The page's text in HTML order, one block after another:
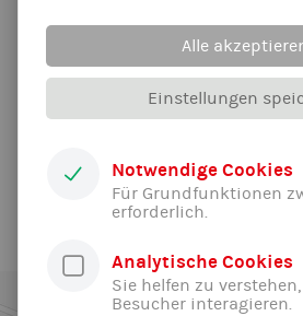
Sind Vorkenntnisse notwendig?
Ist eine Anmeldung zur
Ist eine Schutzausrüstung
Alle
Einstellungen
Notwendige Cookies
Für Grundfunktionen
erforderlich.
Analytische Cookies
Sie helfen zu
Besucher interagieren.